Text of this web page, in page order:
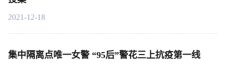
2021-12-18
集中隔离点唯一女警 “95后”警花三上抗疫第一线